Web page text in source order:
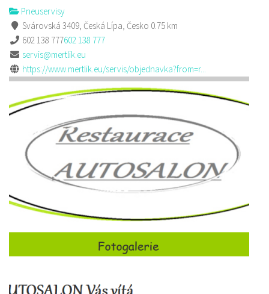
Pneuservisy
Svárovská 3409, Česká Lípa, Česko 0.75 km
602 138 777602 138 777
servis@mertlik.eu
https://www.mertlik.eu/servis/objednavka?from=r...